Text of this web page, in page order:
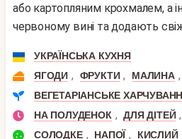
або картопляним крохмалем, а
червоному вині та додають
УКРАЇНСЬКА КУХНЯ
ЯГОДИ , ФРУКТИ , МАЛИНА ,
ВЕГЕТАРІАНСЬКЕ
НА ПОЛУДЕНОК , ДЛЯ ДІТЕЙ ,
СОЛОДКЕ , НАПОЇ , КИСЛИЙ